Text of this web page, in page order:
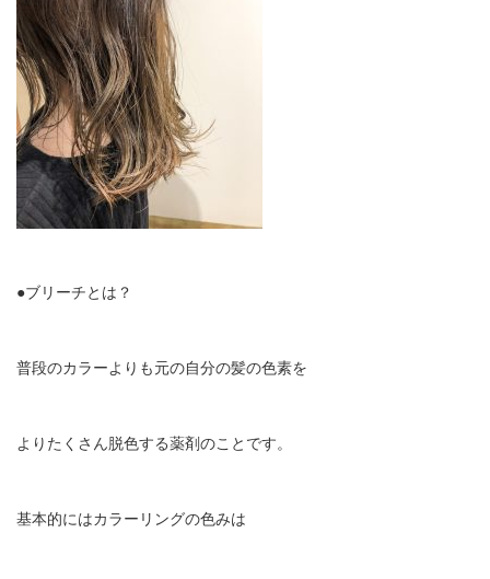
●ブリーチとは？
普段のカラーよりも元の自分の髪の色素を
よりたくさん脱色する薬剤のことです。
基本的にはカラーリングの色みは